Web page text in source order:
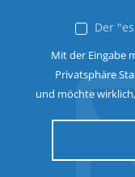
Der
Mit der Eingabe
Privatsphäre
und möchte